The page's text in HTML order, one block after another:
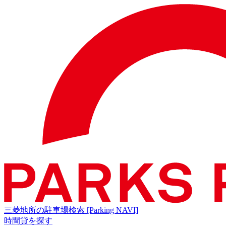
三菱地所の駐車場検索 [Parking NAVI]
時間貸を探す